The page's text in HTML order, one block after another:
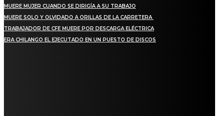
MUERE MUJER CUANDO SE DIRIGÍA A SU TRABAJO
MUERE SOLO Y OLVIDADO A ORILLAS DE LA CARRETERA
TRABAJADOR DE CFE MUERE POR DESCARGA ELÉCTRICA
ERA CHILANGO EL EJECUTADO EN UN PUESTO DE DISCOS